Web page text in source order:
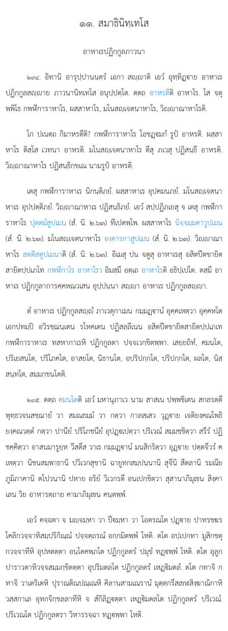
๑๑. สมาธินิทฺเทโส
อาหาเรปฏิกฺกูลภาวนา
๒๙๔. อิทานิ อารุปฺปานนฺตรํ เอกา สฺาติ เอวํ อุทฺทิฏฺาย อาหาเร
ปฏิกฺกูลสฺาย ภาวนานิทฺเทโส อนุปฺปตฺโต. ตตฺถ อาหรตีติ อาหาโร. โส จตุ
พฺพิโธ กพฬีการาหาโร, ผสฺสาหาโร, มโนสฺเจตนาหาโร, วิฺาณาหาโรติ.
โก ปเนตฺถ กิมาหรตีติ? กพฬีการาหาโร โอชฏฺมกํ รูปํ อาหรติ. ผสฺสา
หาโร ติสฺโส เวทนา อาหรติ. มโนสฺเจตนาหาโร ตีสุ ภเวสุ ปฏิสนฺธึ อาหรติ.
วิฺาณาหาโร ปฏิสนฺธิกฺขเณ นามรูปํ อาหรติ.
เตสุ กพฬีการาหาเร นิกนฺติภยํ. ผสฺสาหาเร อุปคมนภยํ. มโนสฺเจตนา
หาเร อุปปตฺติภยํ. วิฺาณาหาเร ปฏิสนฺธิภยํ. เอวํ สปฺปฏิภเยสุ จ เตสุ กพฬีกา
ราหาโร ปุตฺตมํสูปเมน (สํ. นิ. ๒.๖๓) ทีเปตพฺโพ. ผสฺสาหาโร นิจฺจมฺมคาวูปเมน
(สํ. นิ. ๒.๖๓). มโนสฺเจตนาหาโร องฺคารกาสูปเมน (สํ. นิ. ๒.๖๓). วิฺาณา
หาโร สตฺติสตูปเมนาติ (สํ. นิ. ๒.๖๓). อิเมสุ ปน จตูสุ อาหาเรสุ อสิตปีตขายิต
สายิตปฺปเภโท กพฬีกาโร อาหาโรว อิมสฺมึ อตฺเถ อาหาโรติ อธิปฺเปโต. ตสฺมึ อา
หาเร ปฏิกฺกูลาการคฺคหณวเสน อุปฺปนฺนา สฺา อาหาเร ปฏิกฺกูลสฺา.
ตํ อาหาเร ปฏิกฺกูลสฺํ ภาเวตุกาเมน กมฺมฏฺานํ อุคฺคเหตฺวา อุคฺคหโต
เอกปทมฺปิ อวิรชฺฌนฺเตน รโหคเตน ปฏิสลฺลีเนน อสิตปีตขายิตสายิตปฺปเภเท
กพฬีการาหาเร ทสหากาเรหิ ปฏิกฺกูลตา ปจฺจเวกฺขิตพฺพา. เสยฺยถิทํ, คมนโต,
ปริเยสนโต, ปริโภคโต, อาสยโต, นิธานโต, อปริปกฺกโต, ปริปกฺกโต, ผลโต, นิสฺ
สนฺทโต, สมฺมกฺขนโตติ.
๒๙๕. ตตฺถคมนโตติ เอวํ มหานุภาเว นาม สาสเน ปพฺพชิเตน สกลรตฺตึ
พุทฺธวจนสชฺฌายํ วา สมณธมฺมํ วา กตฺวา กาลสฺเสว วุฏฺาย เจติยงฺคณโพธิ
ยงฺคณวตฺตํ กตฺวา ปานียํ ปริโภชนียํ อุปฏฺเปตฺวา ปริเวณํ สมฺมชฺชิตฺวา สรีรํ ปฏิ
ชคฺคิตฺวา อาสนมารูยฺห วีสตึส วาเร กมฺมฏฺานํ มนสิกริตฺวา อุฏฺาย ปตฺตจีวรํ ค
เหตฺวา นิชนสมฺพาธานิ ปวิเวกสุขานิ ฉายูทกสมฺปนฺนานิ สุจีนิ สีตลานิ รมณีย
ภูมิภาคานิ ตโปวนานิ ปหาย อริยํ วิเวกรตึ อนเปกฺขิตฺวา สุสานาภิมุเขน สิงฺคา
เลน วิย อาหารตฺถาย คามาภิมุเขน คนฺตพฺพํ.
เอวํ คจฺฉตา จ มฺจมฺหา วา ปีมฺหา วา โอตรณโต ปฏฺาย ปาทรชฆร
โคลิกวจฺจาทิสมฺปริกิณฺณํ ปจฺจตฺถรณํ อกฺกมิตพฺพํ โหติ. ตโต อปฺเปกทา มูสิกชตุ
กวจฺจาทีหิ อุปหตตฺตา อนฺโตคพฺภโต ปฏิกฺกูลตรํ ปมุขํ ทฏฺพฺพํ โหติ. ตโต อุลูก
ปาราวตาทิวจฺจสมฺมกฺขิตตฺตา อุปริมตลโต ปฏิกฺกูลตรํ เหฏฺิมตลํ. ตโต กทาจิ ก
ทาจิ วาเตริเตหิ ปุราณติณปณฺเณหิ คิลานสามเณรานํ มุตฺตกรีสเขฬสิงฺฆาณิกาหิ
วสฺสกาเล อุทกจิกฺขลฺลาทีหิ จ สํกิลิฏฺตฺตา เหฏฺิมตลโต ปฏิกฺกูลตรํ ปริเวณํ.
ปริเวณโต ปฏิกฺกูลตรา วิหารรจฺฉา ทฏฺพฺพา โหติ.